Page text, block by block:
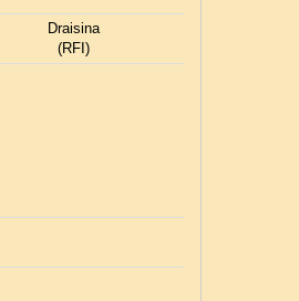
Draisina
(RFI)